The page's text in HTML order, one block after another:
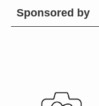
Sponsored by